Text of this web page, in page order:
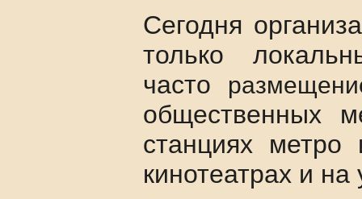
Сегодня
только
часто
общественных
станциях метро
кинотеатрах и